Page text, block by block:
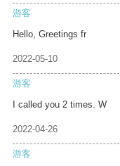
游客
Hello, Greetings fr
2022-05-10
游客
I called you 2 times. W
2022-04-26
游客